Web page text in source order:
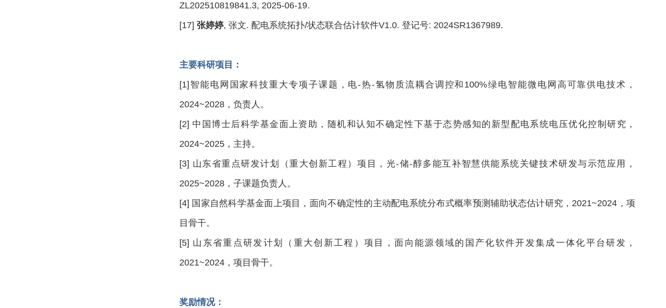
ZL202510819841.3, 2025-06-19.
[17] 张婷婷, 张文. 配电系统拓扑/状态联合估计软件V1.0. 登记号: 2024SR1367989.
主要科研项目：
[1]智能电网国家科技重大专项子课题，电-热-氢物质流耦合调控和100%绿电智能微电网高可靠供电技术，
2024~2028，负责人。
[2] 中国博士后科学基金面上资助，随机和认知不确定性下基于态势感知的新型配电系统电压优化控制研究，
2024~2025，主持。
[3] 山东省重点研发计划（重大创新工程）项目，光-储-醇多能互补智慧供能系统关键技术研发与示范应用，
2025~2028，子课题负责人。
[4] 国家自然科学基金面上项目，面向不确定性的主动配电系统分布式概率预测辅助状态估计研究，2021~2024，项
目骨干。
[5] 山东省重点研发计划（重大创新工程）项目，面向能源领域的国产化软件开发集成一体化平台研发，
2021~2024，项目骨干。
奖励情况：